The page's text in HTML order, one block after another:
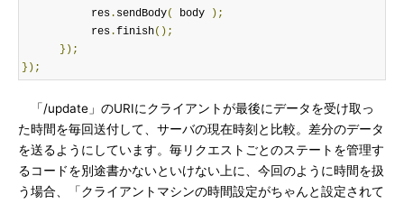
           res
. sendBody( body
);
           res
.finish();
});
});
「/update」のURIにクライアントが最後にデータを受け取っ
た時間を毎回送付して、サーバの現在時刻と比較。差分のデータ
を送るようにしています。毎リクエストごとのステートを管理す
るコードを別途書かないといけない上に、今回のように時間を扱
う場合、「クライアントマシンの時間設定がちゃんと設定されて